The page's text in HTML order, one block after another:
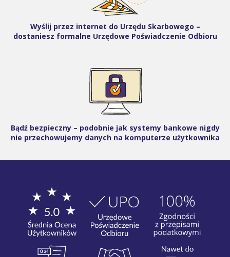
Wyślij przez internet do Urzędu Skarbowego –
dostaniesz formalne Urzędowe Poświadczenie Odbioru
Bądź bezpieczny – podobnie jak systemy bankowe nigdy
nie przechowujemy danych na komputerze użytkownika